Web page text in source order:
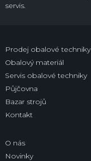
servis.
Prodej obalové techniky
Obalový materiál
Servis obalové techniky
Půjčovna
Bazar strojů
Kontakt
O nás
Novinky